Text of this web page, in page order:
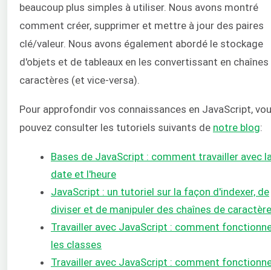
beaucoup plus simples à utiliser. Nous avons montré
comment créer, supprimer et mettre à jour des paires
clé/valeur. Nous avons également abordé le stockage
d'objets et de tableaux en les convertissant en chaînes
caractères (et vice-versa).
Pour approfondir vos connaissances en JavaScript,
pouvez consulter les tutoriels suivants de notre blog:
Bases de JavaScript : comment travailler avec
date et l'heure
JavaScript : un tutoriel sur la façon d'indexer, de
diviser et de manipuler des chaînes de
Travailler avec JavaScript : comment
les classes
Travailler avec JavaScript : comment